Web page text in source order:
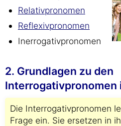
Relativpronomen
Reflexivpronomen
Inerrogativpronomen
2. Grundlagen zu den
Interrogativpronomen
Die Interrogativpronomen
Frage ein. Sie ersetzen in